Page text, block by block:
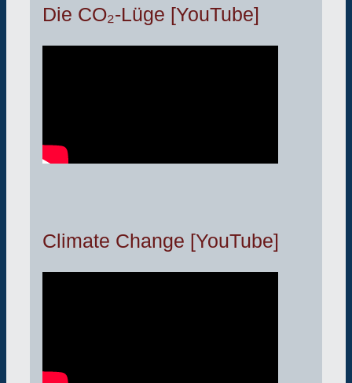
Die CO₂-Lüge [YouTube]
Climate Change [YouTube]